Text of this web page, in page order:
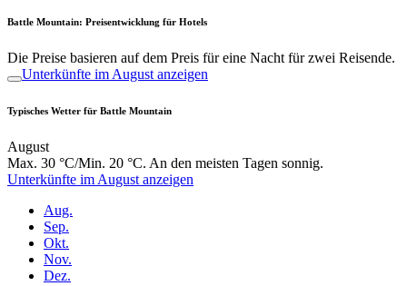
Battle Mountain: Preisentwicklung für Hotels
Die Preise basieren auf dem Preis für eine Nacht für zwei Reisende.
Unterkünfte im August anzeigen
Typisches Wetter für Battle Mountain
August
Max. 30 °C/Min. 20 °C. An den meisten Tagen sonnig.
Unterkünfte im August anzeigen
Aug.
Sep.
Okt.
Nov.
Dez.